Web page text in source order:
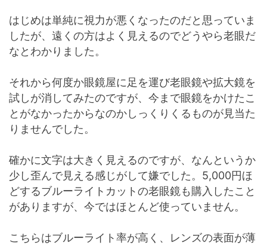
はじめは単純に視力が悪くなったのだと思っていま
したが、遠くの方はよく見えるのでどうやら老眼だ
なとわかりました。
それから何度か眼鏡屋に足を運び老眼鏡や拡大鏡を
試しが消してみたのですが、今まで眼鏡をかけたこ
とがなかったからなのかしっくりくるものが見当た
りませんでした。
確かに文字は大きく見えるのですが、なんというか
少し歪んで見える感じがして嫌でした。5,000円ほ
どするブルーライトカットの老眼鏡も購入したこと
がありますが、今ではほとんど使っていません。
こちらはブルーライト率が高く、レンズの表面が薄